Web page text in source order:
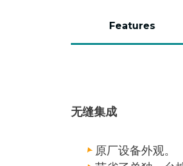
Features
无缝集成
原厂设备外观。